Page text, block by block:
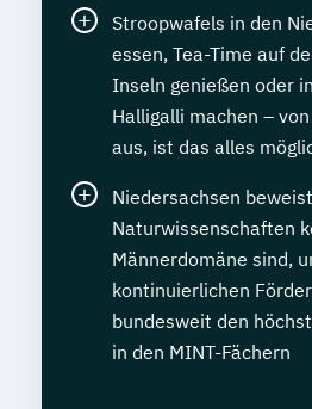
Stroopwafels in den
essen, Tea-Time auf
Inseln genießen oder
Halligalli machen –
aus, ist das alles
Niedersachsen
Naturwissenschaften
Männerdomäne sind,
kontinuierlichen
bundesweit den
in den MINT-Fächern